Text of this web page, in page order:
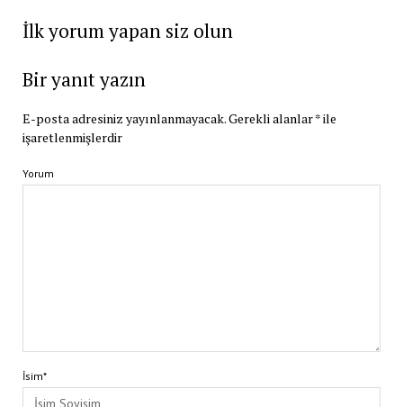
İlk yorum yapan siz olun
Bir yanıt yazın
E-posta adresiniz yayınlanmayacak.Gerekli alanlar*ile
işaretlenmişlerdir
Yorum
İsim*